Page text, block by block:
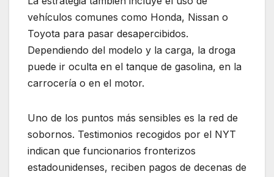
vehículos comunes como Honda, Nissan o
Toyota para pasar desapercibidos.
Dependiendo del modelo y la carga, la droga
puede ir oculta en el tanque de gasolina, en la
carrocería o en el motor.
Uno de los puntos más sensibles es la red de
sobornos. Testimonios recogidos por el NYT
indican que funcionarios fronterizos
estadounidenses, reciben pagos de decenas de